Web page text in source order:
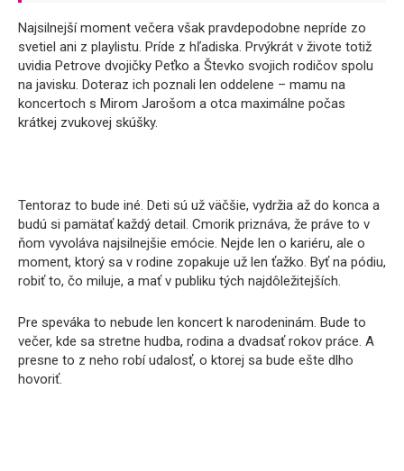
Najsilnejší moment večera však pravdepodobne nepríde zo
svetiel ani z playlistu. Príde z hľadiska. Prvýkrát v živote totiž
uvidia Petrove dvojičky Peťko a Števko svojich rodičov spolu
na javisku. Doteraz ich poznali len oddelene – mamu na
koncertoch s Mirom Jarošom a otca maximálne počas
krátkej zvukovej skúšky.
Tentoraz to bude iné. Deti sú už väčšie, vydržia až do konca a
budú si pamätať každý detail. Cmorik priznáva, že práve to v
ňom vyvoláva najsilnejšie emócie. Nejde len o kariéru, ale o
moment, ktorý sa v rodine zopakuje už len ťažko. Byť na pódiu,
robiť to, čo miluje, a mať v publiku tých najdôležitejších.
Pre speváka to nebude len koncert k narodeninám. Bude to
večer, kde sa stretne hudba, rodina a dvadsať rokov práce. A
presne to z neho robí udalosť, o ktorej sa bude ešte dlho
hovoriť.